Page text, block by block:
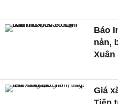
Báo
nản,
Xuân
Giá